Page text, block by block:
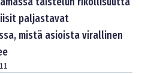
paljastavat
mistä asioista virallinen